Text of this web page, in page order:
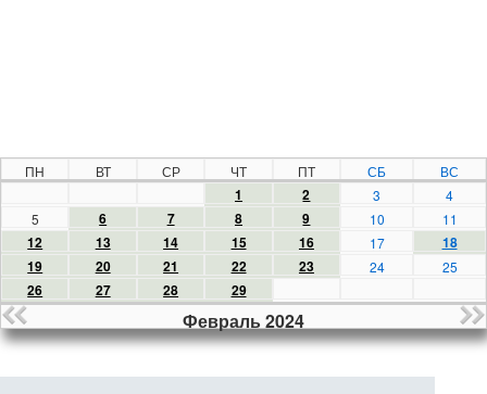
ПН ВТ СР ЧТ ПТ СБ ВС
1 2 3
4
5
6 7 8 9 10 11
12 13 14 15 16 17
18
19
20 21 22 23 24 25
26 27 28 29
Февраль 2024